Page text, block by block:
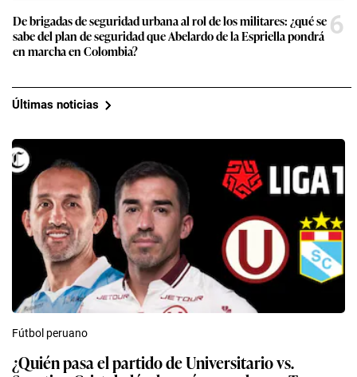
De brigadas de seguridad urbana al rol de los militares: ¿qué se
sabe del plan de seguridad que Abelardo de la Espriella pondrá
en marcha en Colombia?
6
Últimas noticias
Fútbol peruano
¿Quién pasa el partido de Universitario vs.